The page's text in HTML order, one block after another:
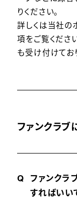
りください。
詳しくは当社の
項をご覧くださ
も受け付けてお
ファンクラブ
ファンクラ
すればいい